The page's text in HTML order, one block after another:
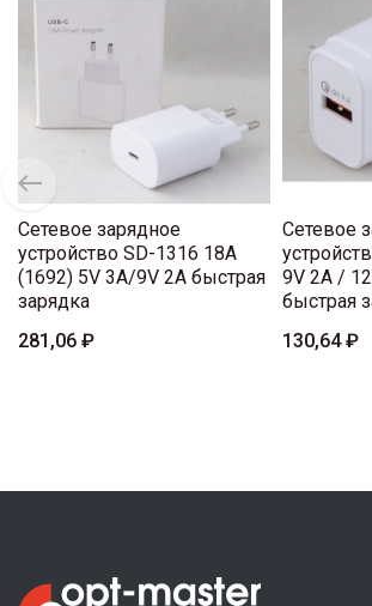
Сетевое зарядное
устройство SD-1316 18А
(1692) 5V 3A/9V 2A быстрая
зарядка
281,06 ₽
Сетевое
9V 2A /
быстрая
130,64 ₽